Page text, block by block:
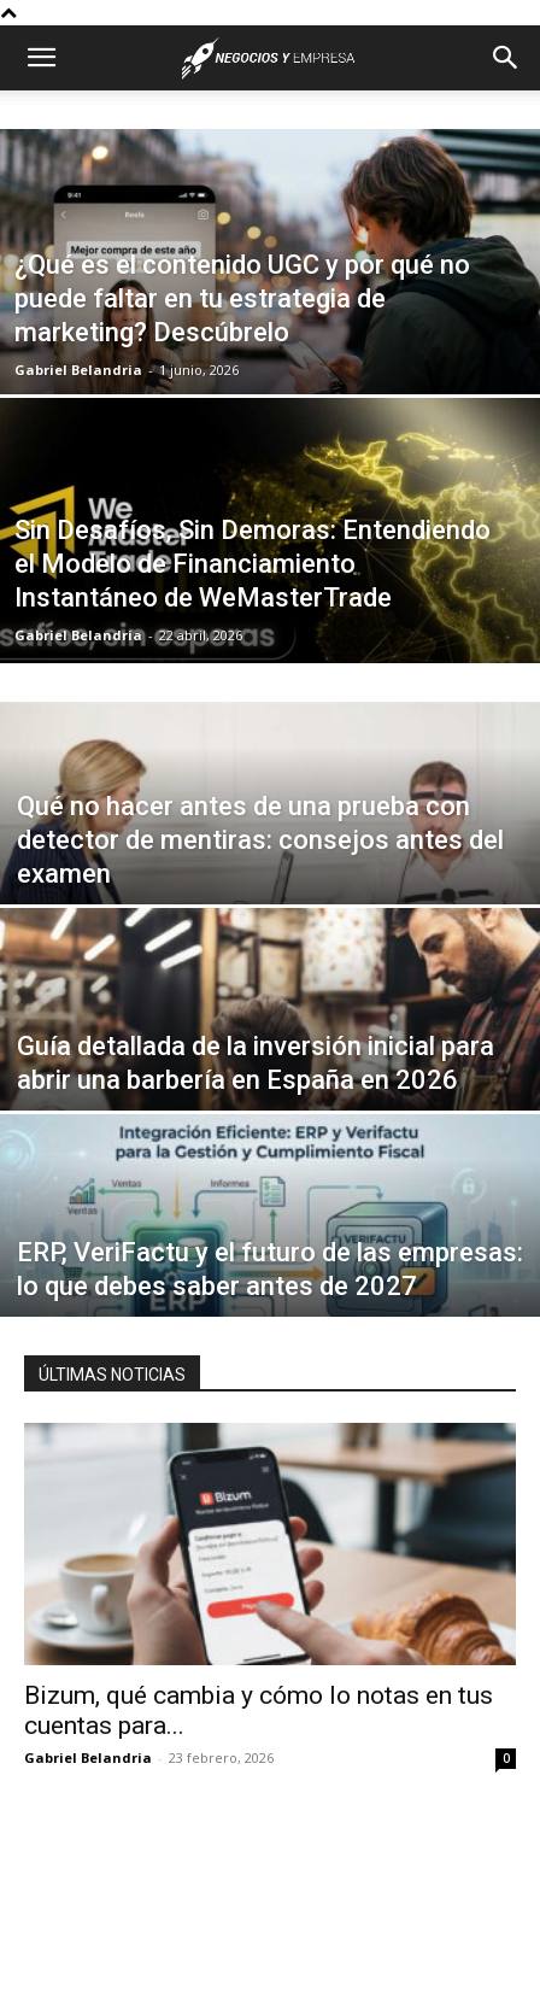
¿Qué es el contenido UGC y por qué no
puede faltar en tu estrategia de
marketing? Descúbrelo
Gabriel Belandria - 1 junio, 2026
Sin Desafíos, Sin Demoras: Entendiendo
el Modelo de Financiamiento
Instantáneo de WeMasterTrade
Gabriel Belandria - 22 abril, 2026
Qué no hacer antes de una prueba con
detector de mentiras: consejos antes del
examen
Guía detallada de la inversión inicial para
abrir una barbería en España en 2026
ERP, VeriFactu y el futuro de las empresas:
lo que debes saber antes de 2027
ÚLTIMAS NOTICIAS
Bizum, qué cambia y cómo lo notas en tus
cuentas para...
Gabriel Belandria - 23 febrero, 2026 0